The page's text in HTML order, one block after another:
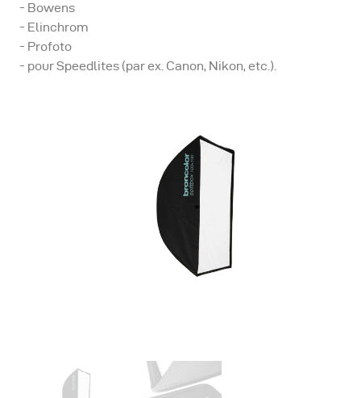
- Bowens
- Elinchrom
- Profoto
- pour Speedlites (par ex. Canon, Nikon, etc.).